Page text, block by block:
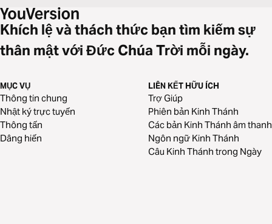
Khích lệ và thách thức bạn tìm kiếm sự
thân mật với Đức Chúa Trời mỗi ngày.
MỤC VỤ
Thông tin chung
Nhật ký trực tuyến
Thông tấn
Dâng hiến
LIÊN KẾT HỮU ÍCH
Trợ Giúp
Phiên bản Kinh Thánh
Các bản Kinh Thánh âm thanh
Ngôn ngữ Kinh Thánh
Câu Kinh Thánh trong Ngày